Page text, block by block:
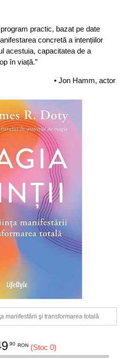
practic, bazat pe date
concretă a intențiilor
acestuia, capacitatea de a
în viață.”
• Jon Hamm, actor
manifestării şi transformarea totală
.90 RON (Stoc 0)